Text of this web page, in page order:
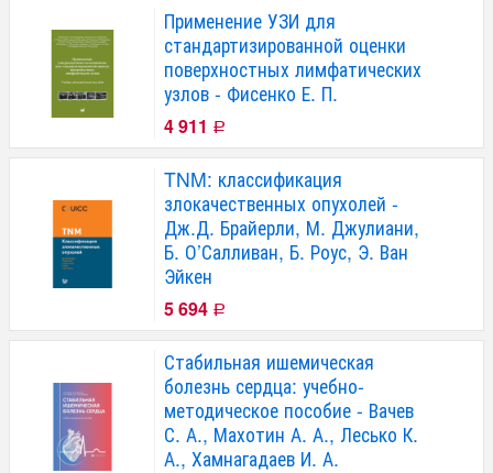
Применение УЗИ для
стандартизированной оценки
поверхностных лимфатических
узлов - Фисенко Е. П.
4 911 Р
TNM: классификация
злокачественных опухолей -
Дж.Д. Брайерли, М. Джулиани,
Б. О’Салливан, Б. Роус, Э. Ван
Эйкен
5 694 Р
Стабильная ишемическая
болезнь сердца: учебно-
методическое пособие - Вачев
С. А., Махотин А. А., Лесько К.
А., Хамнагадаев И. А.